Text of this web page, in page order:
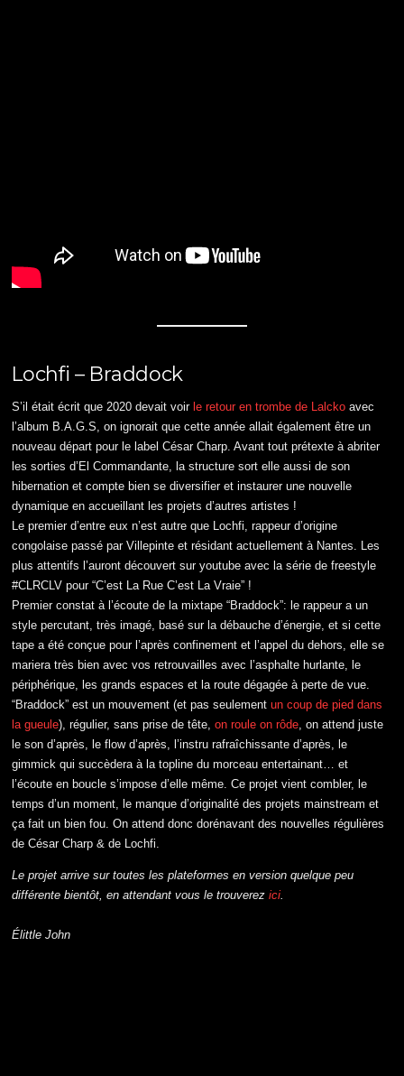
Lochfi – Braddock
S’il était écrit que 2020 devait voir le retour en trombe de Lalcko avec
l’album B.A.G.S, on ignorait que cette année allait également être un
nouveau départ pour le label César Charp. Avant tout prétexte à abriter
les sorties d’El Commandante, la structure sort elle aussi de son
hibernation et compte bien se diversifier et instaurer une nouvelle
dynamique en accueillant les projets d’autres artistes !
Le premier d’entre eux n’est autre que Lochfi, rappeur d’origine
congolaise passé par Villepinte et résidant actuellement à Nantes. Les
plus attentifs l’auront découvert sur youtube avec la série de freestyle
#CLRCLV pour “C’est La Rue C’est La Vraie” !
Premier constat à l’écoute de la mixtape “Braddock”: le rappeur a un
style percutant, très imagé, basé sur la débauche d’énergie, et si cette
tape a été conçue pour l’après confinement et l’appel du dehors, elle se
mariera très bien avec vos retrouvailles avec l’asphalte hurlante, le
périphérique, les grands espaces et la route dégagée à perte de vue.
“Braddock” est un mouvement (et pas seulementun coup de pied dans
la gueule), régulier, sans prise de tête,on roule on rôde, on attend juste
le son d’après, le flow d’après, l’instru rafraîchissante d’après, le
gimmick qui succèdera à la topline du morceau entertainant… et
l’écoute en boucle s’impose d’elle même. Ce projet vient combler, le
temps d’un moment, le manque d’originalité des projets mainstream et
ça fait un bien fou. On attend donc dorénavant des nouvelles régulières
de César Charp & de Lochfi.
Le projet arrive sur toutes les plateformes en version quelque peu
différente bientôt, en attendant vous le trouverezici.
Élittle John